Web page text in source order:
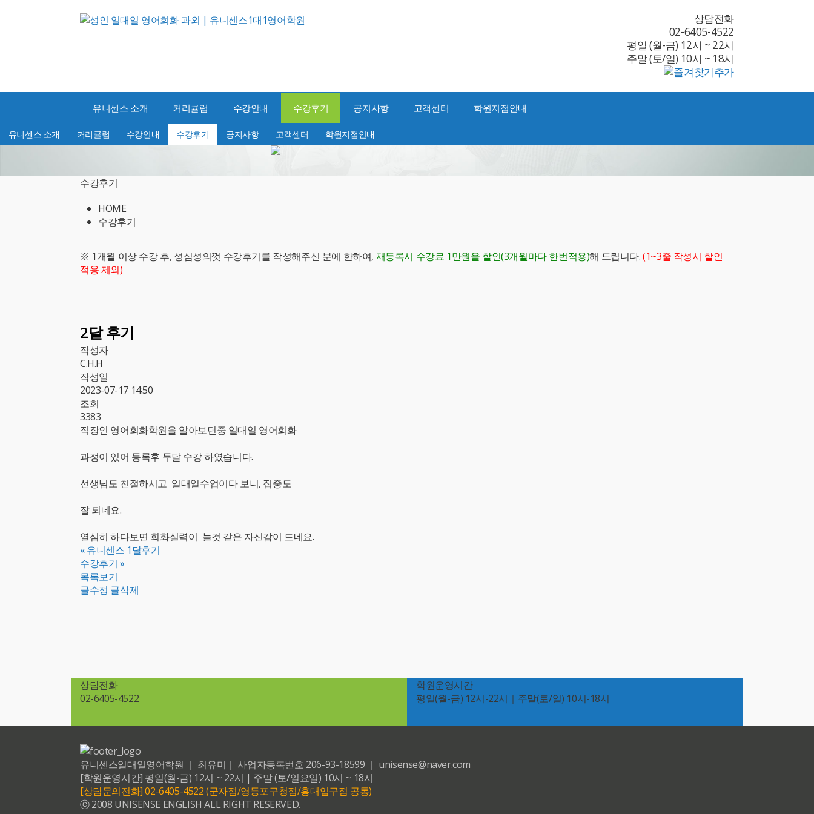
상담전화
02-6405-4522
평일 (월-금) 12시 ~ 22시
주말 (토/일) 10시 ~ 18시
유니센스 소개 커리큘럼 수강안내 수강후기 공지사항 고객센터 학원지점안내
유니센스 소개 커리큘럼 수강안내 수강후기 공지사항 고객센터 학원지점안내
수강후기
HOME
수강후기
※ 1개월 이상 수강 후, 성심성의껏 수강후기를 작성해주신 분에 한하여, 재등록시 수강료 1만원을 할인(3개월마다 한번적용)해 드립니다.(1~3줄 작성시 할인
적용 제외)
2달 후기
작성자
C.H.H
작성일
2023-07-17 14:50
조회
3383
직장인 영어회화학원을 알아보던중 일대일 영어회화
과정이 있어 등록후 두달 수강 하였습니다.
선생님도 친절하시고 일대일수업이다 보니, 집중도
잘 되네요.
열심히 하다보면 회화실력이 늘것 같은 자신감이 드네요.
«유니센스 1달후기
수강후기 »
목록보기
글수정 글삭제
상담전화
02-6405-4522
학원운영시간
평일(월-금) 12시-22시｜주말(토/일) 10시-18시
유니센스일대일영어학원 ｜ 최유미｜ 사업자등록번호 206-93-18599 ｜ unisense@naver.com
[학원운영시간] 평일(월-금) 12시 ~ 22시 | 주말 (토/일요일) 10시 ~ 18시
[상담문의전화] 02-6405-4522 (군자점/영등포구청점/홍대입구점 공통)
ⓒ 2008 UNISENSE ENGLISH ALL RIGHT RESERVED.